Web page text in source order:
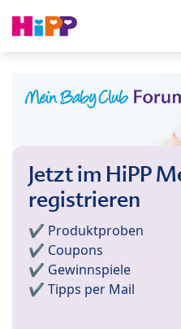
Jetzt im HiPP
registrieren
✔️ Produktproben
✔️ Coupons
✔️ Gewinnspiele
✔️ Tipps per Mail